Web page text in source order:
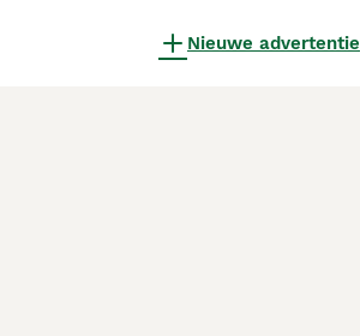
Nieuwe advertentie